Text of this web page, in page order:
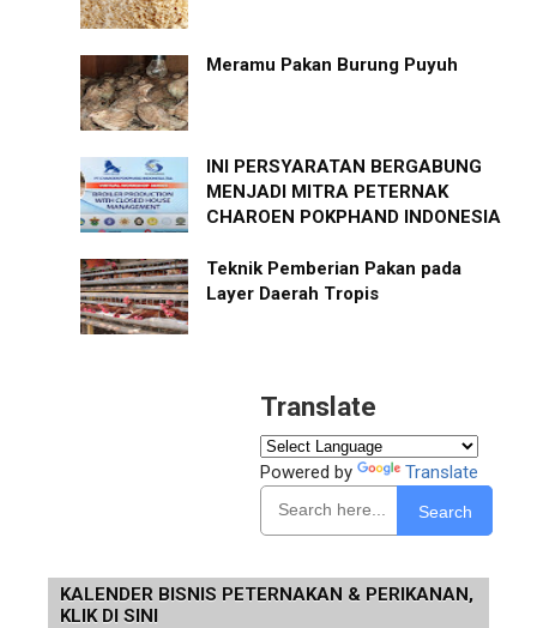
Meramu Pakan Burung Puyuh
INI PERSYARATAN BERGABUNG
MENJADI MITRA PETERNAK
CHAROEN POKPHAND INDONESIA
Teknik Pemberian Pakan pada
Layer Daerah Tropis
Translate
Powered by Translate
Search
KALENDER BISNIS PETERNAKAN & PERIKANAN,
KLIK DI SINI